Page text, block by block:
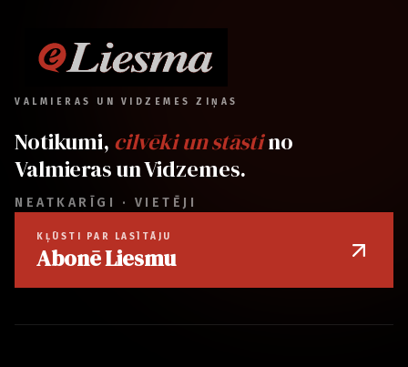
VALMIERAS UN VIDZEMES ZIŅAS
Notikumi, cilvēki un stāstino
Valmieras un Vidzemes.
NEATKARĪGI · VIETĒJI
KĻŪSTI PAR LASĪTĀJU
Abonē Liesmu